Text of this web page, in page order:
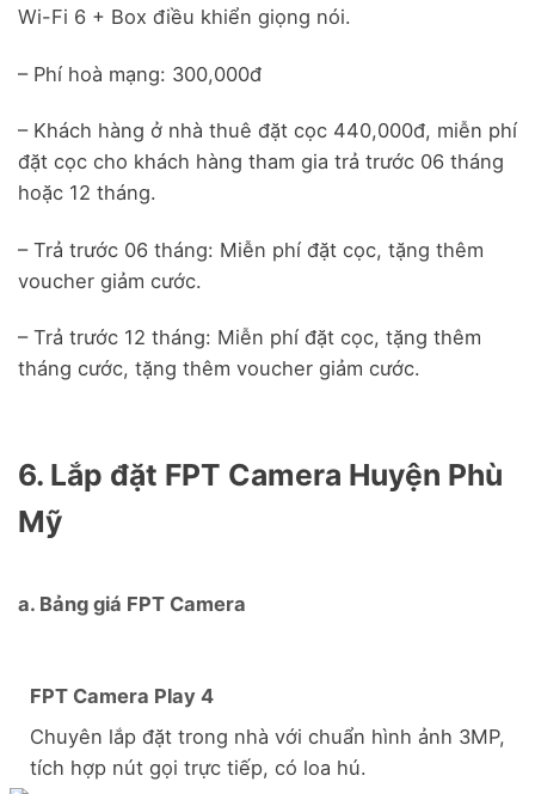
Wi-Fi 6 + Box điều khiển giọng nói.
– Phí hoà mạng: 300,000đ
– Khách hàng ở nhà thuê đặt cọc 440,000đ, miễn phí
đặt cọc cho khách hàng tham gia trả trước 06 tháng
hoặc 12 tháng.
– Trả trước 06 tháng: Miễn phí đặt cọc, tặng thêm
voucher giảm cước.
– Trả trước 12 tháng: Miễn phí đặt cọc, tặng thêm
tháng cước, tặng thêm voucher giảm cước.
6. Lắp đặt FPT Camera Huyện Phù
Mỹ
a. Bảng giá FPT Camera
FPT Camera Play 4
Chuyên lắp đặt trong nhà với chuẩn hình ảnh 3MP,
tích hợp nút gọi trực tiếp, có loa hú.